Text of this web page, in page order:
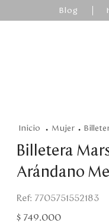
Blog
mujer
Billetera
Arándano
: 7705751552183
$ 749.000